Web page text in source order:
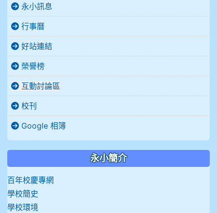
永小訊息
行事曆
好站連結
榮譽榜
互動討論區
校刊
Google 相簿
永小簡介
百年校慶專網
學校簡史
學校環境